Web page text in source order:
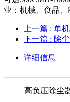
业：机械、食品
上一篇 : 单
下一篇 : 除
详细信息
高负压除尘